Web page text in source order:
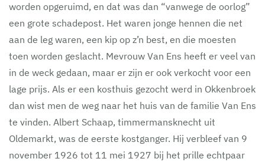
worden opgeruimd, en dat was dan “vanwege de oorlog”
een grote schadepost. Het waren jonge hennen die net
aan de leg waren, een kip op z’n best, en die moesten
toen worden geslacht. Mevrouw Van Ens heeft er veel van
in de weck gedaan, maar er zijn er ook verkocht voor een
lage prijs. Als er een kosthuis gezocht werd in Okkenbroek
dan wist men de weg naar het huis van de familie Van Ens
te vinden. Albert Schaap, timmermansknecht uit
Oldemarkt, was de eerste kostganger. Hij verbleef van 9
november 1926 tot 11 mei 1927 bij het prille echtpaar